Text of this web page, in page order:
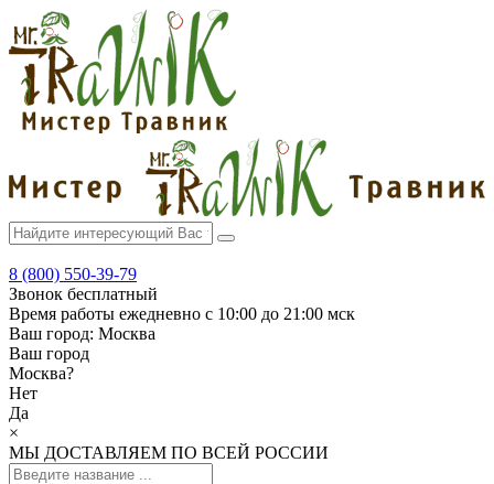
8 (800) 550-39-79
Звонок бесплатный
Время работы ежедневно с 10:00 до 21:00 мск
Ваш город: Москва
Ваш город
Москва?
Нет
Да
×
МЫ ДОСТАВЛЯЕМ ПО ВСЕЙ РОССИИ